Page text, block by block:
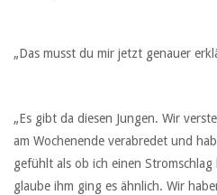
„Das musst du mir jetzt genauer
„Es gibt da diesen Jungen. Wir
am Wochenende verabredet und
gefühlt als ob ich einen
glaube ihm ging es ähnlich. Wir